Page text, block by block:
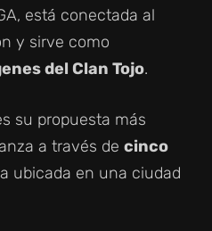
está conectada al
y sirve como
del Clan Tojo.
su propuesta más
a través de cinco
ubicada en una ciudad